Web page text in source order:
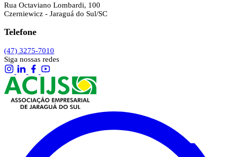
Rua Octaviano Lombardi, 100
Czerniewicz - Jaraguá do Sul/SC
Telefone
(47) 3275-7010
Siga nossas redes